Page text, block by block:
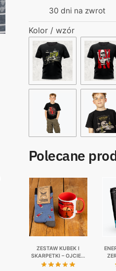
tylko
Pijo
30 dni na zwrot
Kolor / wzór
Polecane
ZESTAW KUBEK I
SKARPETKI – OJCIEC
PIJO